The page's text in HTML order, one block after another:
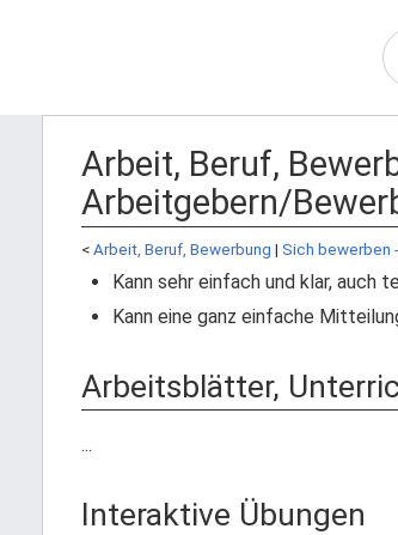
Arbeit, Beruf,
Arbeitgebern/
< Arbeit, Beruf, Bewerbung ‎ | Sich bewerben
Kann sehr einfach und klar,
Kann eine ganz einfache
Arbeitsblätter,
...
Interaktive Übungen